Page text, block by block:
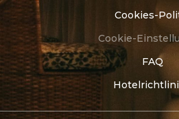
Cookies-
Cookie-
FAQ